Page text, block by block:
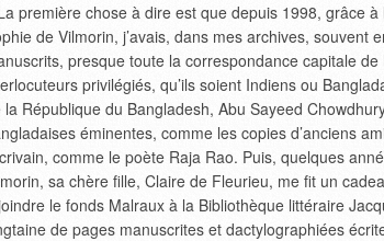
première chose à dire est que depuis 1998, grâce
de Vilmorin, j’avais, dans mes archives, souvent
presque toute la correspondance capitale
privilégiés, qu’ils soient Indiens ou
la République du Bangladesh, Abu Sayeed
éminentes, comme les copies d’anciens
comme le poète Raja Rao. Puis, quelques
sa chère fille, Claire de Fleurieu, me fit un
le fonds Malraux à la Bibliothèque littéraire
de pages manuscrites et dactylographiées